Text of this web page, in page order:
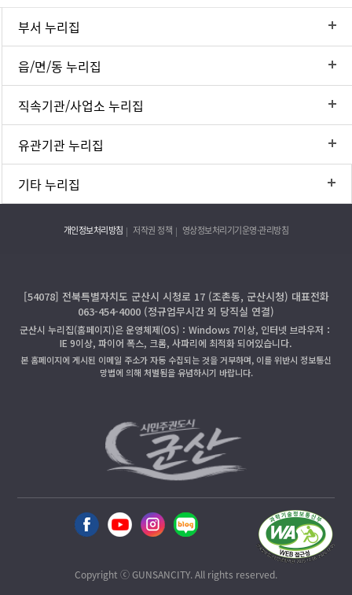
부서 누리집
읍/면/동 누리집
직속기관/사업소 누리집
유관기관 누리집
기타 누리집
개인정보처리방침 저작권 정책 영상정보처리기기운영·관리방침
[54078] 전북특별자치도 군산시 시청로 17 (조촌동, 군산시청) 대표전화
063-454-4000 (정규업무시간 외 당직실 연결)
군산시 누리집(홈페이지)은 운영체제(OS)：Windows 7이상, 인터넷 브라우저：
IE 9이상, 파이어 폭스, 크롬, 사파리에 최적화 되어있습니다.
본 홈페이지에 게시된 이메일 주소가 자동 수집되는 것을 거부하며, 이를 위반시 정보통신
망법에 의해 처벌됨을 유념하시기 바랍니다.
Copyright ⓒ GUNSANCITY. All rights reserved.